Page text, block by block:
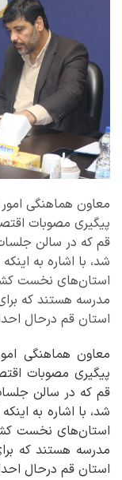
معاون هماهنگی
پیگیری مصوبات
قم که در سالن جلسات
شد، با اشاره به
استان‌های نخست
استان قم درحال
معاون هماهنگی
پیگیری مصوبات
قم که در سالن جلسات
شد، با اشاره به
استان‌های نخست
استان قم درحال